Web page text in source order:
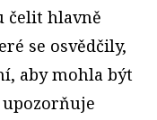
čelit hlavně
se osvědčily,
aby mohla být